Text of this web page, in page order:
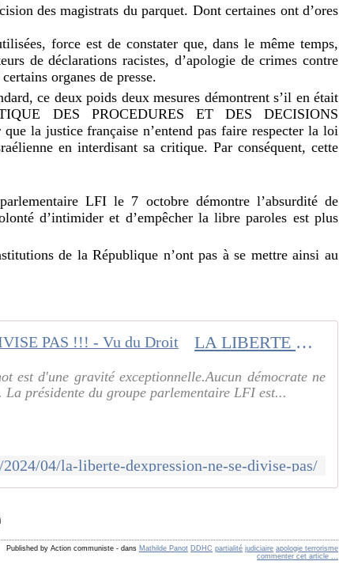
des magistrats du parquet. Dont certaines ont d’ores
force est de constater que, dans le même temps,
de déclarations racistes, d’apologie de crimes contre
organes de presse.
ce deux poids deux mesures démontrent s’il en était
DES PROCEDURES ET DES DECISIONS
la justice française n’entend pas faire respecter la loi
en interdisant sa critique. Par conséquent, cette
LFI le 7 octobre démontre l’absurdité de
d’intimider et d’empêcher la libre paroles est plus
de la République n’ont pas à se mettre ainsi au
LA LIBERTE D'EXPRESSION NE SE DIVISE PAS !!! - Vu du Droit
est d'une gravité exceptionnelle.Aucun démocrate ne
présidente du groupe parlementaire LFI est...
04/la-liberte-dexpression-ne-se-divise-pas/
Published by Action communiste - dans Mathilde Panot DDHC partialité judiciaire apologie terrorisme
commenter cet article …